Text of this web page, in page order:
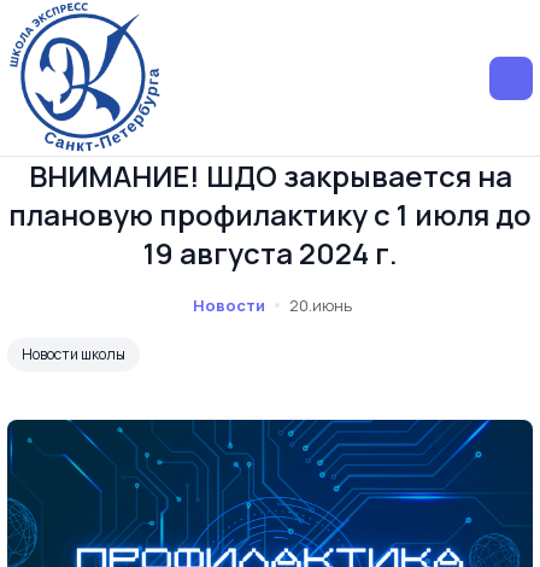
ВНИМАНИЕ! ШДО закрывается на
плановую профилактику с 1 июля до
19 августа 2024 г.
Новости 20.июнь
Новости школы